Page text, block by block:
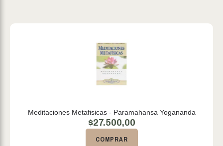
Meditaciones Metafisicas - Paramahansa Yogananda
$27.500,00
COMPRAR